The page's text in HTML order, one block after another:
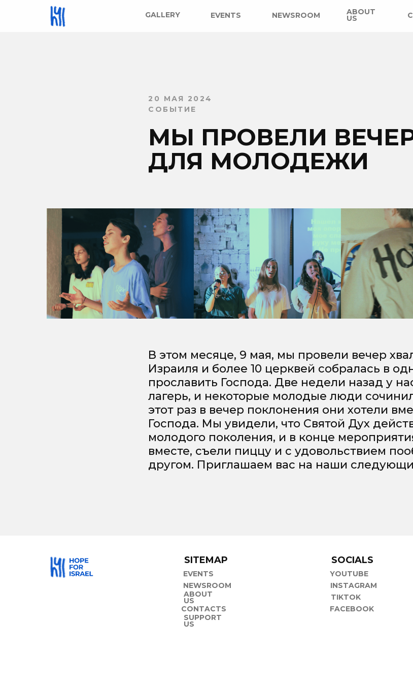
GALLERY EVENTS ABOUT
US
NEWSROOM
20 МАЯ 2024
СОБЫТИЕ
МЫ ПРОВЕЛИ
ДЛЯ МОЛОДЕЖИ
В этом месяце, 9 мая, мы провели вечер
Израиля и более 10 церквей собралась в
прославить Господа. Две недели назад у
лагерь, и некоторые молодые люди
этот раз в вечер поклонения они хотели
Господа. Мы увидели, что Святой Дух
молодого поколения, и в конце
вместе, съели пиццу и с удовольствием
другом. Приглашаем вас на наши
SITEMAP
EVENTS
ABOUT
US
NEWSROOM
CONTACTS
SUPPORT
US
SOCIALS
YOUTUBE
INSTAGRAM
TIKTOK
FACEBOOK